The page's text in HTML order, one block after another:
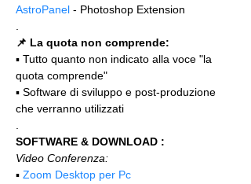
AstroPanel - Photoshop Extension
📌 La quota non comprende:
▪️ Tutto quanto non indicato alla voce "la
quota comprende"
▪️ Software di sviluppo e post-produzione
che verranno utilizzati
SOFTWARE & DOWNLOAD :
Video Conferenza:
▪️ Zoom Desktop per Pc